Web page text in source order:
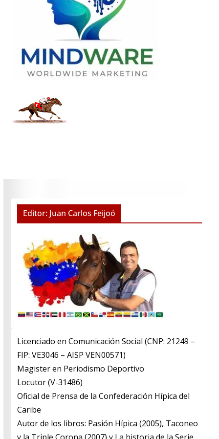
Editor: Juan Carlos Feijoó
Licenciado en Comunicación Social (CNP: 21249 –
FIP: VE3046 – AISP VEN00571)
​Magister en Periodismo Deportivo
​Locutor (V-31486)
​Oficial de Prensa de la Confederación Hípica del
Caribe
​Autor de los libros: Pasión Hípica (2005), Taconeo